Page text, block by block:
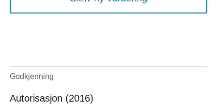
Godkjenning
Autorisasjon (2016)